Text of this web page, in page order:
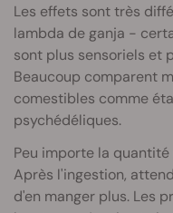
Les effets sont très
lambda de ganja -
sont plus sensoriels et
Beaucoup comparent
comestibles comme
psychédéliques.
Peu importe la
Après l'ingestion,
d'en manger plus. Les